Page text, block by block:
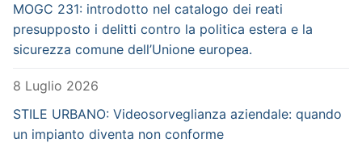
MOGC 231: introdotto nel catalogo dei reati
presupposto i delitti contro la politica estera e la
sicurezza comune dell’Unione europea.
8 Luglio 2026
STILE URBANO: Videosorveglianza aziendale: quando
un impianto diventa non conforme